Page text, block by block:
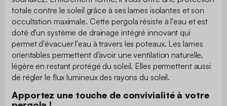
totale contre le soleil grâce à ses lames isolantes et son
occultation maximale. Cette pergola résiste à l'eau et est
doté d'un système de drainage intégré innovant qui
permet d'évacuer l'eau à travers les poteaux. Les lames
orientables permettent d’avoir une ventilation naturelle,
légère en restant protégé du soleil. Elles permettent aussi
de régler le flux lumineux des rayons du soleil.
Apportez une touche de convivialité à votre